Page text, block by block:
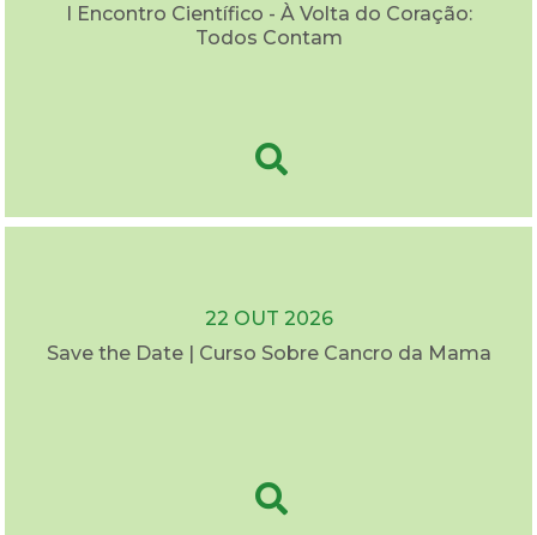
I Encontro Científico - À Volta do Coração:
Todos Contam
22 OUT 2026
Save the Date | Curso Sobre Cancro da Mama